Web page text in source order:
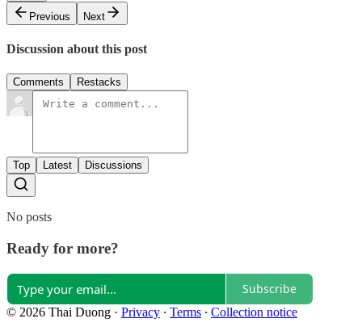
Previous
Next
Discussion about this post
Comments Restacks
Top Latest Discussions
No posts
Ready for more?
Subscribe
© 2026 Thai Duong · Privacy ∙ Terms ∙ Collection notice